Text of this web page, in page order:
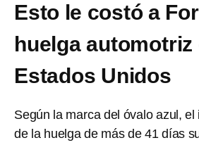
Esto le costó a
huelga automotriz
Estados Unidos
Según la marca del óvalo azul,
de la huelga de más de 41 días